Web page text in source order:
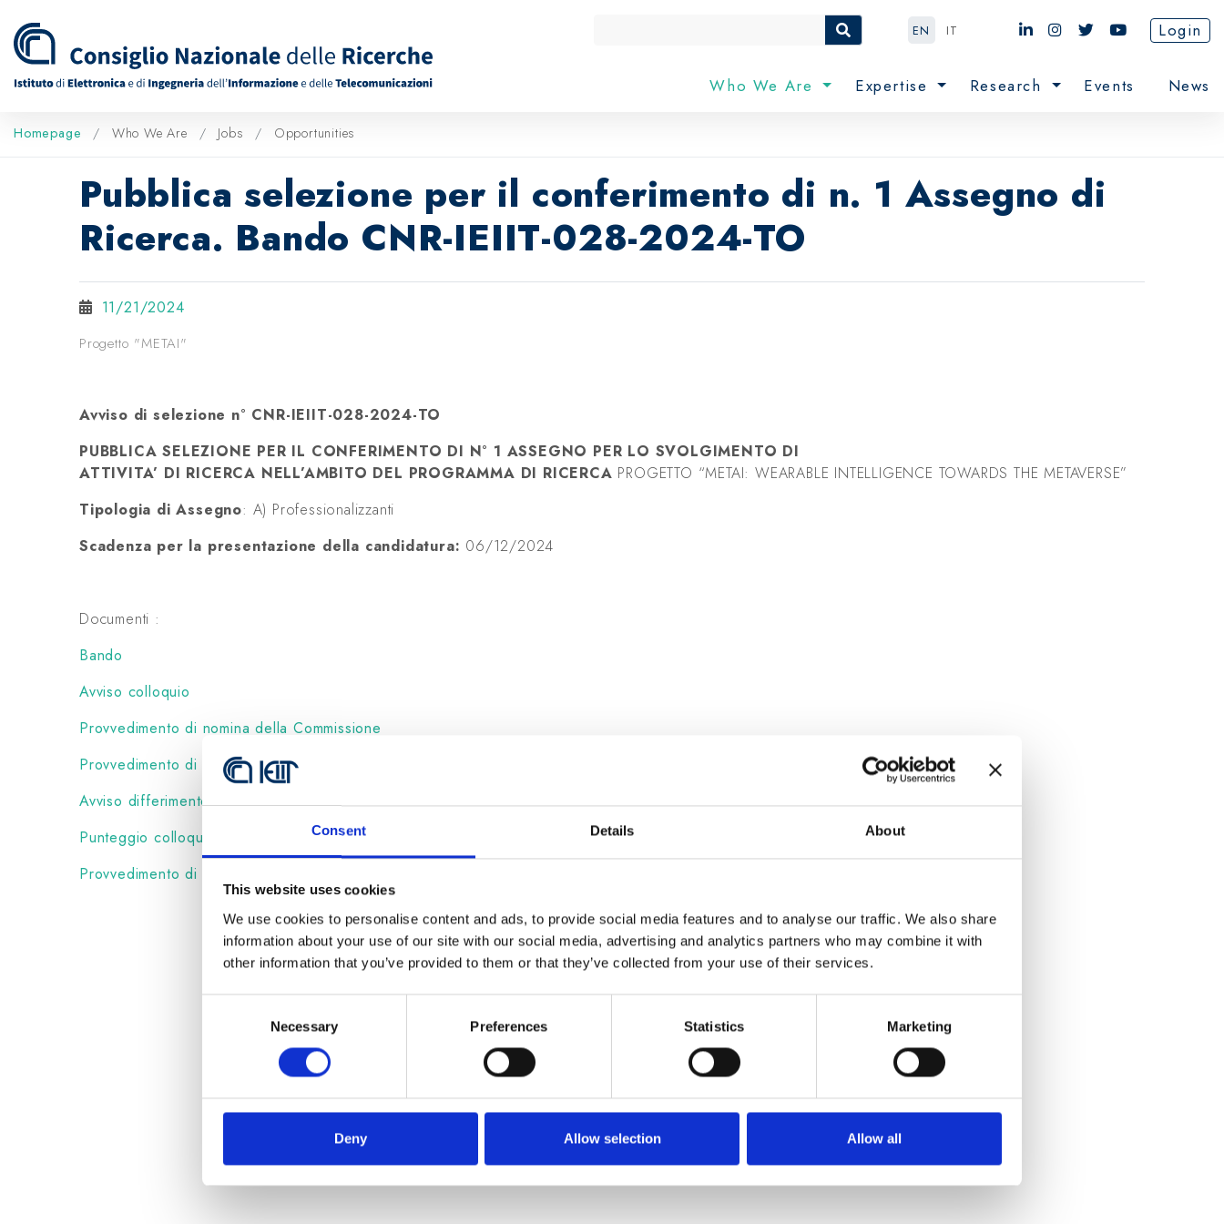
Consent Details About
This website uses cookies
We use cookies to personalise content and ads, to provide social media features and to analyse our traffic. We also share
information about your use of our site with our social media, advertising and analytics partners who may combine it with
other information that you’ve provided to them or that they’ve collected from your use of their services.
Necessary Preferences Statistics Marketing
Deny Allow selection Allow all
Login
EN IT
Who We Are Expertise Research Events News
Homepage Who We Are Jobs Opportunities
Pubblica selezione per il conferimento di n. 1 Assegno di
Ricerca. Bando CNR-IEIIT-028-2024-TO
11/21/2024
Progetto "METAI"
Avviso di selezione n° CNR-IEIIT-028-2024-TO
PUBBLICA SELEZIONE PER IL CONFERIMENTO DI N° 1 ASSEGNO PER LO SVOLGIMENTO DI
ATTIVITA’ DI RICERCA NELL’AMBITO DEL PROGRAMMA DI RICERCA PROGETTO “METAI: WEARABLE INTELLIGENCE TOWARDS THE METAVERSE”
Tipologia di Assegno: A) Professionalizzanti
Scadenza per la presentazione della candidatura: 06/12/2024
Documenti :
Bando
Avviso colloquio
Provvedimento di nomina della Commissione
Provvedimento di sostituzione componente Commissione
Avviso differimento data colloquio
Punteggio colloquio candidato
Provvedimento di Graduatoria